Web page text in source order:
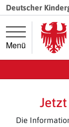
Springe direkt zur
Springe direkt zum
Deutscher
Menü
Jetzt
Die